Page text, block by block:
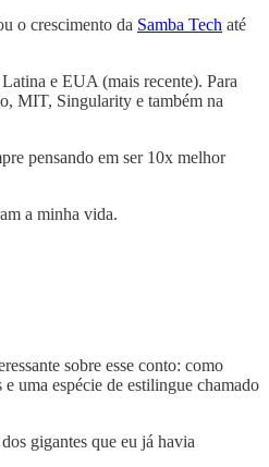
o crescimento da Samba Tech até
e EUA (mais recente). Para
MIT, Singularity e também na
pensando em ser 10x melhor
a minha vida.
sobre esse conto: como
uma espécie de estilingue chamado
gigantes que eu já havia